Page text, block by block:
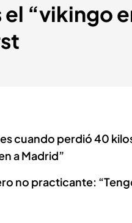
el “vikingo
cuando perdió 40
a Madrid”
no practicante: